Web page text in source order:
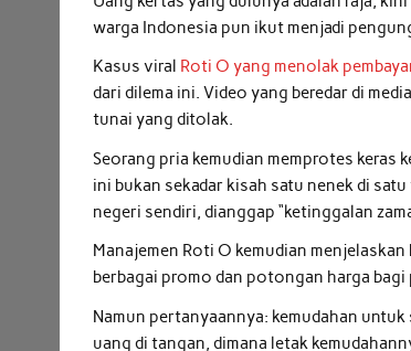
warga Indonesia pun ikut menjadi
Kasus viral Roti O yang menolak
dari dilema ini. Video yang beredar di
tunai yang ditolak.
Seorang pria kemudian memprotes keras
ini bukan sekadar kisah satu nenek di
negeri sendiri, dianggap “ketinggalan
Manajemen Roti O kemudian
berbagai promo dan potongan harga
Namun pertanyaannya: kemudahan
uang di tangan, dimana letak